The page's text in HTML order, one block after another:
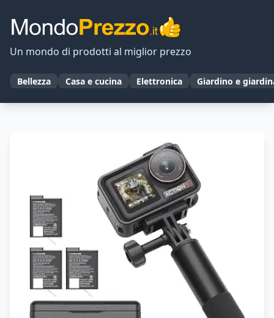
Un mondo di prodotti al miglior prezzo
Bellezza Casa e cucina Elettronica Giardino e